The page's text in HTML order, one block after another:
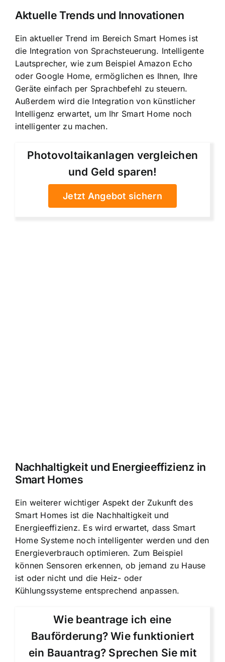
Aktuelle Trends und Innovationen
Ein aktueller Trend im Bereich Smart Homes ist
die Integration von Sprachsteuerung. Intelligente
Lautsprecher, wie zum Beispiel Amazon Echo
oder Google Home, ermöglichen es Ihnen, Ihre
Geräte einfach per Sprachbefehl zu steuern.
Außerdem wird die Integration von künstlicher
Intelligenz erwartet, um Ihr Smart Home noch
intelligenter zu machen.
Photovoltaikanlagen vergleichen
und Geld sparen!
Jetzt Angebot sichern
Nachhaltigkeit und Energieeffizienz in
Smart Homes
Ein weiterer wichtiger Aspekt der Zukunft des
Smart Homes ist die Nachhaltigkeit und
Energieeffizienz. Es wird erwartet, dass Smart
Home Systeme noch intelligenter werden und den
Energieverbrauch optimieren. Zum Beispiel
können Sensoren erkennen, ob jemand zu Hause
ist oder nicht und die Heiz- oder
Kühlungssysteme entsprechend anpassen.
Wie beantrage ich eine
Bauförderung? Wie funktioniert
ein Bauantrag? Sprechen Sie mit